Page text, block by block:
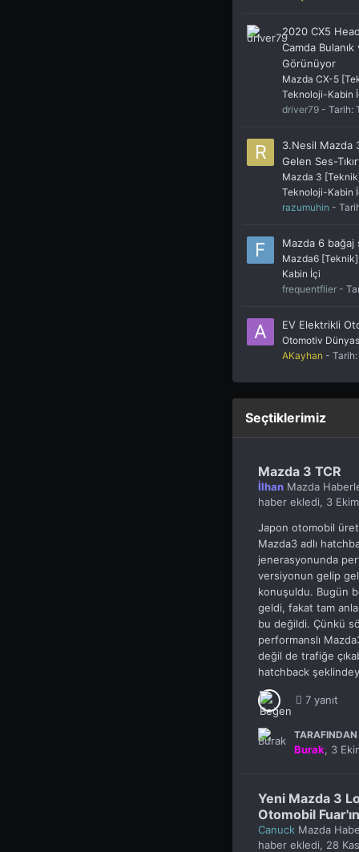
2020 CX5
Camda
Görünüyor
Mazda CX-5
Teknoloji-Kabin
driver79 - Tarih:
3.Nesil Mazda
Gelen Ses-
Mazda 3
Teknoloji-Kabin
razumuhin -
Mazda 6 bağaj
Mazda6
Kabin İçi
frequentflier -
EV Elektrikli
Otomotiv
AKayhan - Tarih:
Seçtiklerimiz
Mazda 3 TCR
İlhan Mazda
haber ekledi, 3
Japon otomobil
Mazda3 adlı
jenerasyonunda
versiyonun gelip
konuşuldu. Bugün
geldi, fakat tam
bu değildi. Çünkü
performanslı
değil de trafiğe
hatchback
7 yanıt
Burak, 3
Yeni Mazda 3
Otomobil
Canuck Mazda
haber ekledi, 28